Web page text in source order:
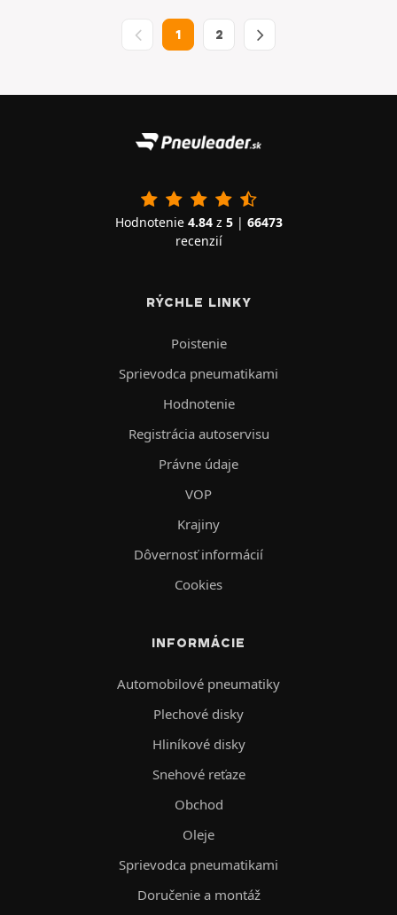
1 2
Hodnotenie 4.84z 5| 66473
recenzií
RÝCHLE LINKY
Poistenie
Sprievodca pneumatikami
Hodnotenie
Registrácia autoservisu
Právne údaje
VOP
Krajiny
Dôvernosť informácií
Cookies
INFORMÁCIE
Automobilové pneumatiky
Plechové disky
Hliníkové disky
Snehové reťaze
Obchod
Oleje
Sprievodca pneumatikami
Doručenie a montáž